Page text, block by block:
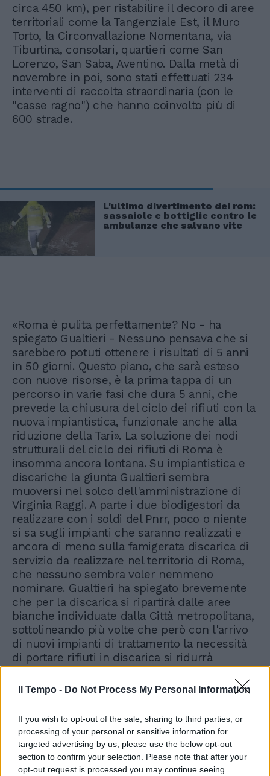
Il Tempo - Do Not Process My Personal Information
If you wish to opt-out of the sale, sharing to third parties, or
processing of your personal or sensitive information for
targeted advertising by us, please use the below opt-out
section to confirm your selection. Please note that after your
opt-out request is processed you may continue seeing
circa 450 km), per ristabilire il decoro di aree
territoriali come la Tangenziale Est, il Muro
Torto, la Circonvallazione Nomentana, via
Tiburtina, consolari, quartieri come San
Lorenzo, San Saba, Aventino. Dalla metà di
novembre in poi, sono stati effettuati 234
interventi di raccolta straordinaria (con le
"casse ragno") che hanno coinvolto più di
600 strade.
L'ultimo divertimento dei rom:
sassaiole e bottiglie contro le
ambulanze che salvano vite
«Roma è pulita perfettamente? No - ha
spiegato Gualtieri - Nessuno pensava che si
sarebbero potuti ottenere i risultati di 5 anni
in 50 giorni. Questo piano, che sarà esteso
con nuove risorse, è la prima tappa di un
percorso in varie fasi che dura 5 anni, che
prevede la chiusura del ciclo dei rifiuti con la
nuova impiantistica, funzionale anche alla
riduzione della Tari». La soluzione dei nodi
strutturali del ciclo dei rifiuti di Roma è
insomma ancora lontana. Su impiantistica e
discariche la giunta Gualtieri sembra
muoversi nel solco dell'amministrazione di
Virginia Raggi. A parte i due biodigestori da
realizzare con i soldi del Pnrr, poco o niente
si sa sugli impianti che saranno realizzati e
ancora di meno sulla famigerata discarica di
servizio da realizzare nel territorio di Roma,
che nessuno sembra voler nemmeno
nominare. Gualtieri ha spiegato brevemente
che per la discarica si ripartirà dalle aree
bianche individuate dalla Città metropolitana,
sottolineando più volte che però con l'arrivo
di nuovi impianti di trattamento la necessità
di portare rifiuti in discarica si ridurrà
drasticamente. L'impressione è che si aspetti
l'ok della Regione per la discarica di Magliano
Romano che già tante proteste sta suscitando
tra i sindaci della Valle del Tevere. Tutto è
rinviato al piano industriale di Ama, nel
frattempo, si proseguirà con i conferimenti
presso impianti regionali e non, che costano
ai cittadini romani un caro prezzo.